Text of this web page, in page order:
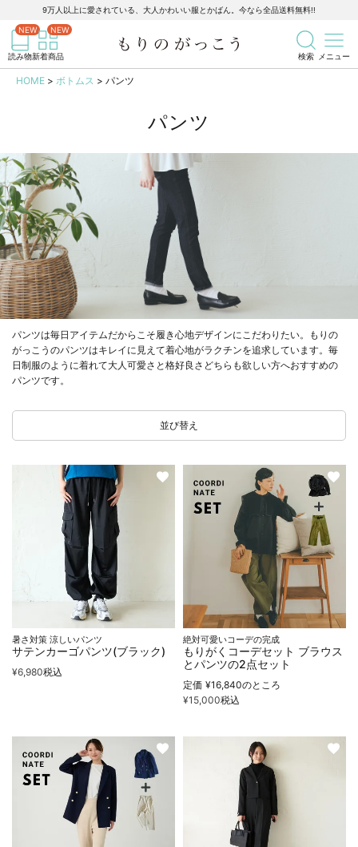
9万人以上に愛されている、大人かわいい服とかばん。今なら全品送料無料!!
読み物新着商品 検索 メニュー
商品を検索 記事を検索
HOME ボトムス パンツ
パンツ
パンツは毎日アイテムだからこそ履き心地デザインにこだわりたい。もりの
がっこうのパンツはキレイに見えて着心地がラクチンを追求しています。毎
日制服のように着れて大人可愛さと格好良さどちらも欲しい方へおすすめの
パンツです。
並び替え
暑さ対策 涼しいパンツ
サテンカーゴパンツ(ブラック)
¥6,980税込
絶対可愛いコーデの完成
もりがくコーデセット ブラウス
とパンツの2点セット
定価 ¥16,840のところ
¥15,000税込